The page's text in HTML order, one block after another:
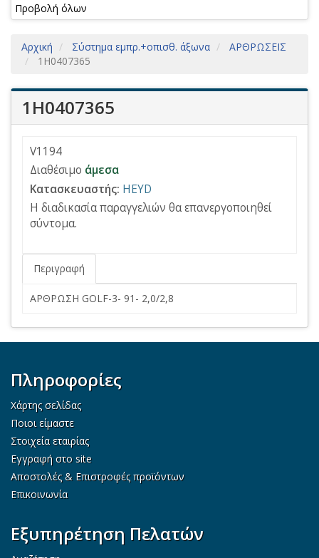
Προβολή όλων
Αρχική Σύστημα εμπρ.+οπισθ. άξωνα
ΑΡΘΡΩΣΕΙΣ
1H0407365
1H0407365
V1194
Διαθέσιμο άμεσα
Κατασκευαστής: HEYD
Η διαδικασία παραγγελιών θα επανεργοποιηθεί
σύντομα.
Περιγραφή
ΑΡΘΡΩΣΗ GOLF-3- 91- 2,0/2,8
Πληροφορίες
Χάρτης σελίδας
Ποιοι είμαστε
Στοιχεία εταιρίας
Εγγραφή στο site
Αποστολές & Επιστροφές προϊόντων
Επικοινωνία
Εξυπηρέτηση Πελατών